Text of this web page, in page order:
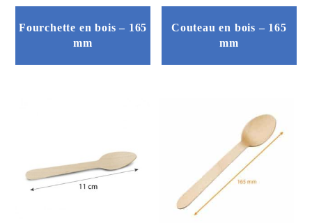
Fourchette en bois – 165
mm
Couteau en bois – 165
mm